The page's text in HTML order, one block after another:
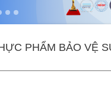
PHẨM BẢO VỆ